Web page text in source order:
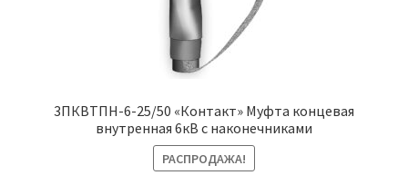
3ПКВТПН-6-25/50 «Контакт» Муфта концевая
внутренная 6кВ с наконечниками
РАСПРОДАЖА!